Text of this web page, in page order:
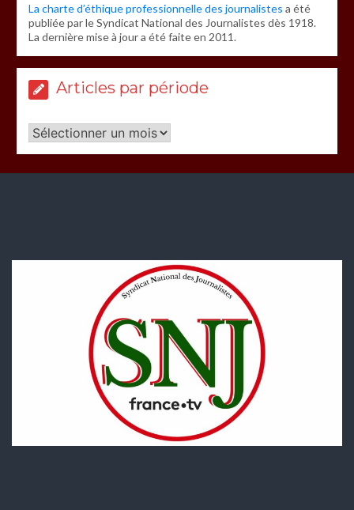
La charte d’éthique professionnelle des journalistes a été
publiée par le Syndicat National des Journalistes dès 1918.
La dernière mise à jour a été faite en 2011.
Articles par période
Articles
par
période